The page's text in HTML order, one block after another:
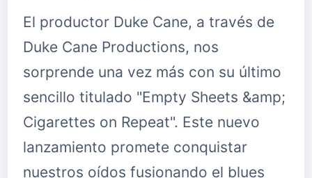
El productor Duke Cane, a través de
Duke Cane Productions, nos
sorprende una vez más con su último
sencillo titulado "Empty Sheets &amp;
Cigarettes on Repeat". Este nuevo
lanzamiento promete conquistar
nuestros oídos fusionando el blues